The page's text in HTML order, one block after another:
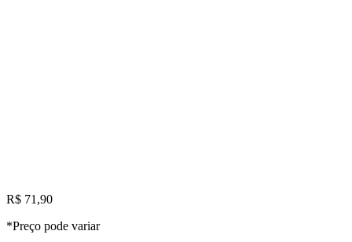
R$ 71,90
*Preço pode variar